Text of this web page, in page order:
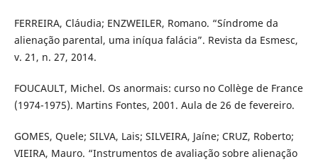
FERREIRA, Cláudia; ENZWEILER, Romano. “Síndrome da
alienação parental, uma iníqua falácia”. Revista da Esmesc,
v. 21, n. 27, 2014.
FOUCAULT, Michel. Os anormais: curso no Collège de France
(1974-1975). Martins Fontes, 2001. Aula de 26 de fevereiro.
GOMES, Quele; SILVA, Lais; SILVEIRA, Jaíne; CRUZ, Roberto;
VIEIRA, Mauro. “Instrumentos de avaliação sobre alienação